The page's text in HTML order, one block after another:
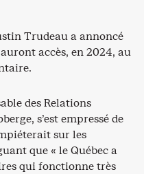
Trudeau a annoncé
accès, en 2024, au
des Relations
s’est empressé de
sur les
que « le Québec a
qui fonctionne très